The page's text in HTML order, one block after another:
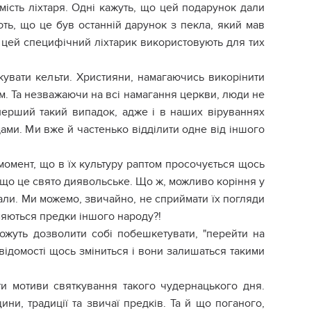
ліхтаря. Одні кажуть, що цей подарунок дали
що це був останній дарунок з пекла, який мав
специфічний ліхтарик використовують для тих
кельти. Християни, намагаючись викорінити
Та незважаючи на всі намагання церкви, люди не
такий випадок, адже і в наших віруваннях
Ми вже й частенько відділити одне від іншого
що в їх культуру раптом просочується щось
що це свято диявольське. Що ж, можливо коріння у
Ми можемо, звичайно, не сприймати їх погляди
предки іншого народу?!
дозволити собі побешкетувати, "перейти на
щось зміниться і вони залишаться такими
святкування такого чудернацького дня.
традиції та звичаї предків. Та й що поганого,